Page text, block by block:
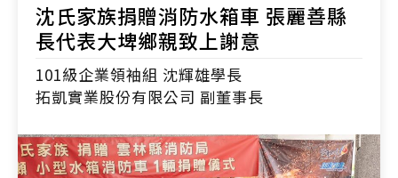
沈氏家族捐贈消防水箱車 張麗善縣
長代表大埤鄉親致上謝意
101級企業領袖組 沈輝雄學長
拓凱實業股份有限公司 副董事長